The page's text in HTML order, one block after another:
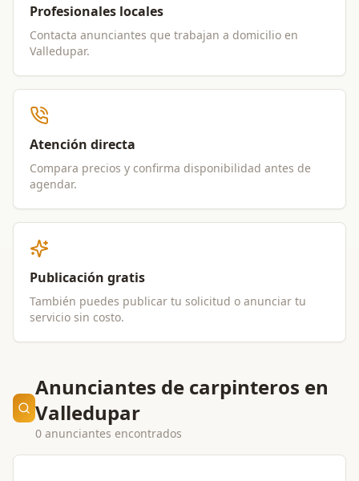
Profesionales locales
Contacta anunciantes que trabajan a domicilio en
Valledupar.
Atención directa
Compara precios y confirma disponibilidad antes de
agendar.
Publicación gratis
También puedes publicar tu solicitud o anunciar tu
servicio sin costo.
Anunciantes de carpinteros en
Valledupar
0 anunciantes encontrados